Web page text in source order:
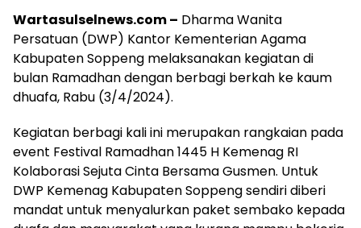
Kegiatan berbagi kali ini merupakan rangkaian pada
event Festival Ramadhan 1445 H Kemenag RI
Kolaborasi Sejuta Cinta Bersama Gusmen. Untuk
DWP Kemenag Kabupaten Soppeng sendiri diberi
mandat untuk menyalurkan paket sembako kepada
sama dengan Ikatan Penyuluh Republik Indonesia
(IPARI).